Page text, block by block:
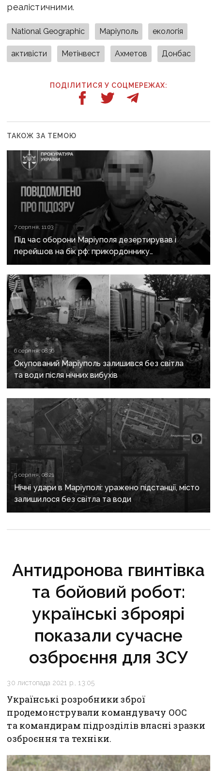
реалістичними.
National Geographic Маріуполь екологія
активісти Метінвест Ахметов Донбас
ПОДІЛИТИСЯ У СОЦМЕРЕЖАХ:
ТАКОЖ ЗА ТЕМОЮ
7 серпня, 11:03
Під час оборони Маріуполя дезертирував і
перейшов на бік рф: прикордоннику
з «Азовсталі» повідомили про підозру
6 серпня, 08:36
Окупований Маріуполь залишився без світла
та води після нічних вибухів
5 серпня, 08:21
Нічні удари в Маріуполі: уражено підстанції, місто
залишилося без світла та води
Антидронова гвинтівка
та бойовий робот:
українські зброярі
показали сучасне
озброєння для ЗСУ
30 листопада 2021 р., 13:05
Українські розробники зброї
продемонстрували командувачу ООС
та командирам підрозділів власні зразки
озброєння та техніки.